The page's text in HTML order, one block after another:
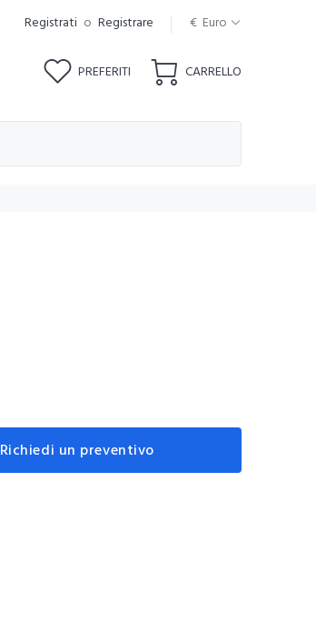
Registrati o Registrare € Euro
PREFERITI CARRELLO
Richiedi un preventivo